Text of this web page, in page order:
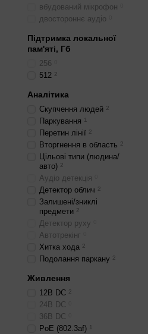
вбудований мікрофон
двостороннє аудіо
Підтримка локальної
пам'яті, Гб
256
512 2
Аналітика
Скупчення людей 2
Паркування 1
Перетин лінії 2
Вторгнення в область 2
Цільові типи (людина/
авто) 2
Аудіо детекція
Детектор облич 2
Залишені/зниклі
предмети 2
Детектор руху
Автотрекінг
Хитка хода 2
Подолання паркану 2
Живлення
12В DС 2
24В DС
36В DС
PoE (802.3af) 1